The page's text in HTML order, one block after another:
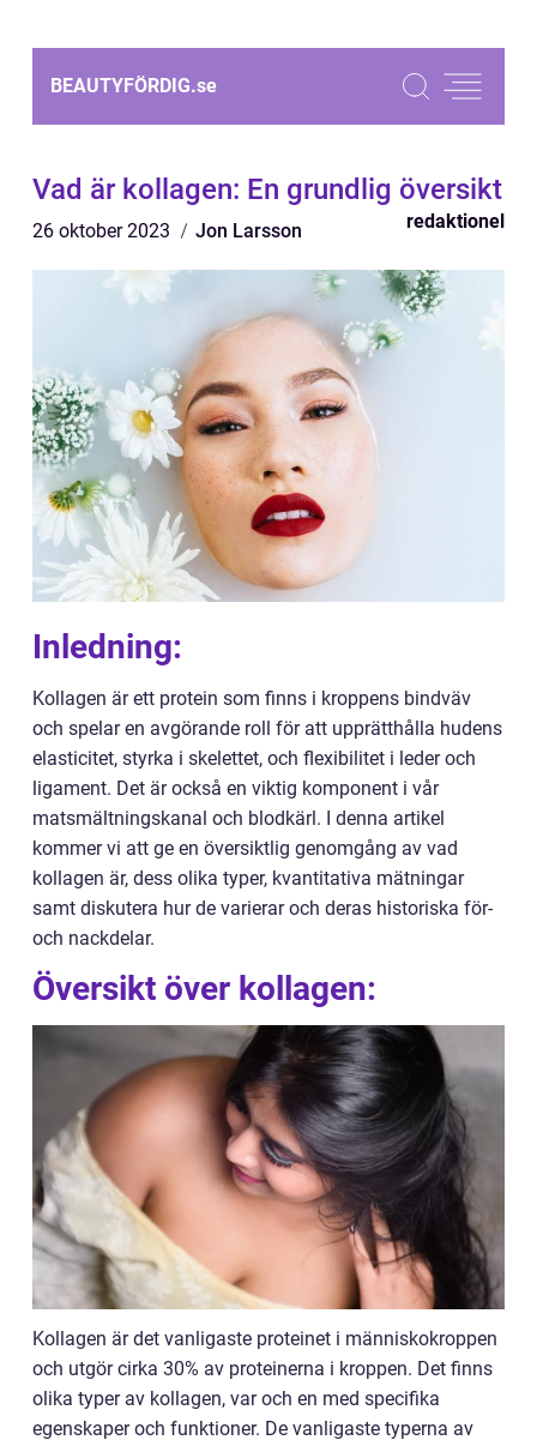
BEAUTYFÖRDIG.se
Vad är kollagen: En grundlig översikt
26 oktober 2023 Jon Larsson redaktionel
Inledning:
Kollagen är ett protein som finns i kroppens bindväv
och spelar en avgörande roll för att upprätthålla hudens
elasticitet, styrka i skelettet, och flexibilitet i leder och
ligament. Det är också en viktig komponent i vår
matsmältningskanal och blodkärl. I denna artikel
kommer vi att ge en översiktlig genomgång av vad
kollagen är, dess olika typer, kvantitativa mätningar
samt diskutera hur de varierar och deras historiska för-
och nackdelar.
Översikt över kollagen:
Kollagen är det vanligaste proteinet i människokroppen
och utgör cirka 30% av proteinerna i kroppen. Det finns
olika typer av kollagen, var och en med specifika
egenskaper och funktioner. De vanligaste typerna av